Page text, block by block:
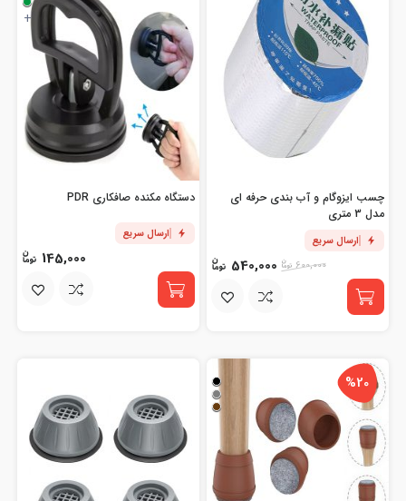
چسب ایزوگام و آب بندی حرفه ای
مدل 3 متری
ارسال سریع
600,000
540,000
+
دستگاه مکنده صافکاری PDR
ارسال سریع
145,000
%20